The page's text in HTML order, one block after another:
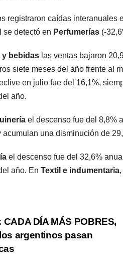
registraron caídas interanuales
se detectó en Perfumerías (-
y bebidas las ventas bajaron
siete meses del año frente al
en julio fue del 16,1%,
año.
el descenso fue del 8,8%
una disminución de
el descenso fue del 32,6%
año. En Textil e indumentaria
DÍA MÁS POBRES,
argentinos pasan